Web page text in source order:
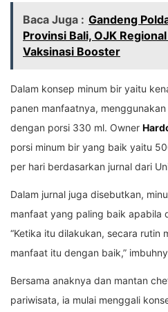
Baca Juga : Gandeng
Provinsi Bali, OJK
Vaksinasi Booster
Dalam konsep minum bir yaitu
panen manfaatnya,
dengan porsi 330 ml. Owner
porsi minum bir yang baik yaitu
per hari berdasarkan jurnal dari
Dalam jurnal juga disebutkan,
manfaat yang paling baik apabila
“Ketika itu dilakukan, secara rutin
manfaat itu dengan baik,”
Bersama anaknya dan mantan
pariwisata, ia mulai menggali